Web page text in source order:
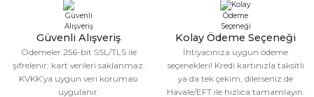
Ürün açıklamasında eksik bilgiler bulunuyor.
Ürün bilgilerinde hatalar bulunuyor.
Ürün fiyatı diğer sitelerden daha pahalı.
Bu ürüne benzer farklı alternatifler olmalı.
Deneyimini Paylaş
Güvenli Alışveriş
Ödemeler 256-bit SSL/TLS ile
şifrelenir; kart verileri saklanmaz.
KVKK’ya uygun veri koruması
uygulanır.
Kolay Ödeme Seçeneği
İhtiyacınıza uygun ödeme
seçenekleri! Kredi kartınızla taksitli
ya da tek çekim, dilerseniz de
Havale/EFT ile hızlıca tamamlayın.